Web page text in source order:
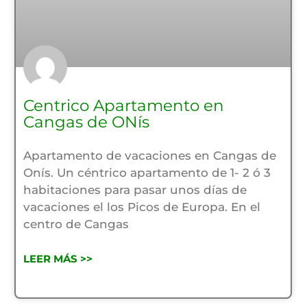
Centrico Apartamento en
Cangas de ONís
Apartamento de vacaciones en Cangas de
Onís. Un céntrico apartamento de 1- 2 ó 3
habitaciones para pasar unos días de
vacaciones el los Picos de Europa. En el
centro de Cangas
LEER MÁS >>